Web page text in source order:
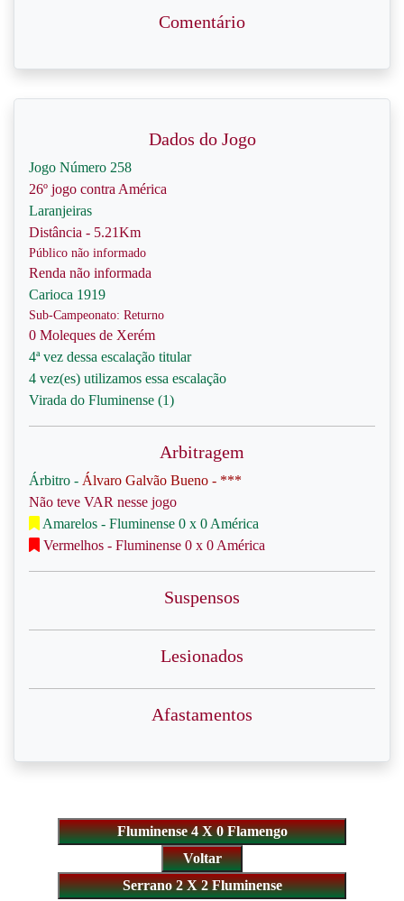
Comentário
Dados do Jogo
Jogo Número 258
26º jogo contra América
Laranjeiras
Distância - 5.21Km
Público não informado
Renda não informada
Carioca 1919
Sub-Campeonato: Returno
0 Moleques de Xerém
4ª vez dessa escalação titular
4 vez(es) utilizamos essa escalação
Virada do Fluminense (1)
Arbitragem
Árbitro - Álvaro Galvão Bueno - ***
Não teve VAR nesse jogo
Amarelos - Fluminense 0 x 0 América
Vermelhos - Fluminense 0 x 0 América
Suspensos
Lesionados
Afastamentos